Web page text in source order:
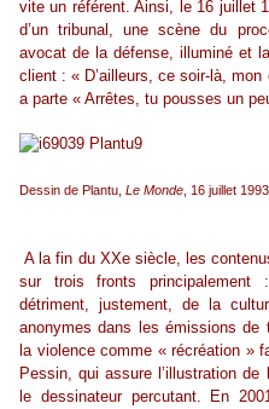
vite un référent. Ainsi, le 16 juillet
d’un tribunal, une scène du
avocat de la défense, illuminé et
client : « D’ailleurs, ce soir-là,
a parte « Arrêtes, tu pousses un
Dessin de Plantu, Le Monde , 16 juillet
A la fin du XXe siècle, les
sur trois fronts principalement
détriment, justement, de la
anonymes dans les émissions de
la violence comme « récréation »
Pessin, qui assure l’illustration
le dessinateur percutant. En